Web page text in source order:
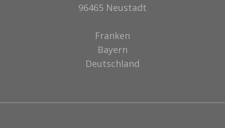
96465 Neustadt
Franken
Bayern
Deutschland